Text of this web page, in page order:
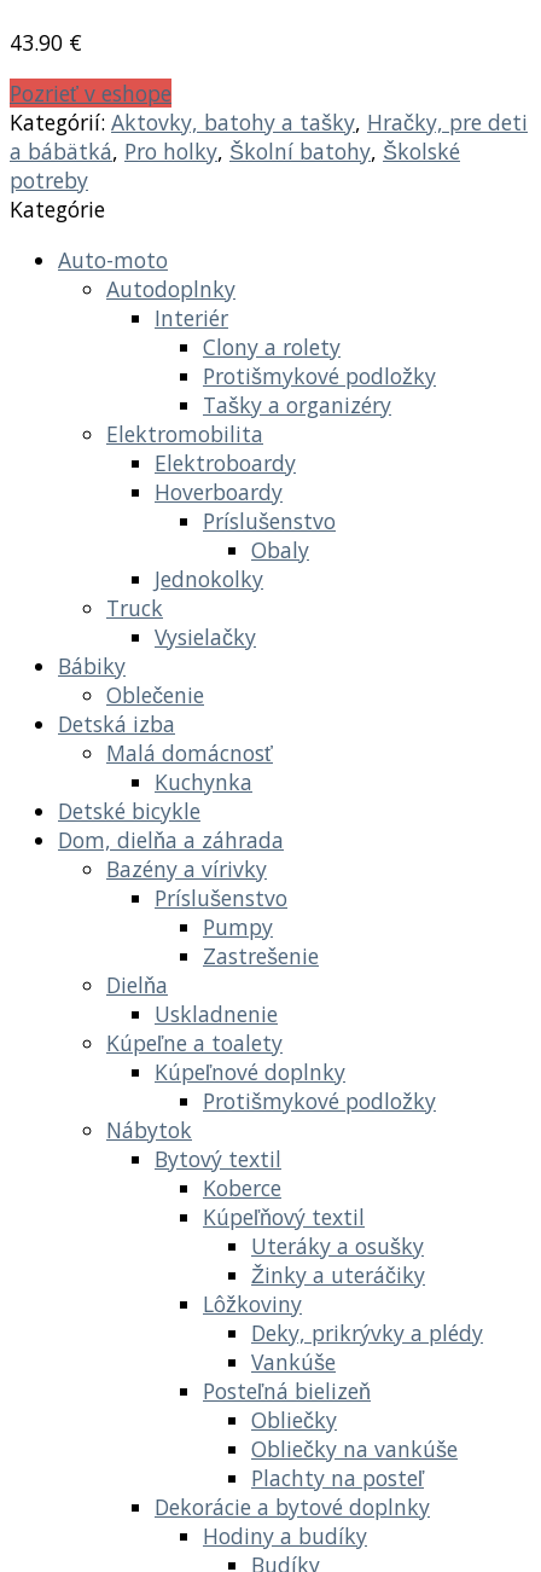
43.90 €
Pozrieť v eshope
Kategórií: Aktovky, batohy a tašky, Hračky, pre deti
a bábätká, Pro holky, Školní batohy, Školské
potreby
Kategórie
Auto-moto
Autodoplnky
Interiér
Clony a rolety
Protišmykové podložky
Tašky a organizéry
Elektromobilita
Elektroboardy
Hoverboardy
Príslušenstvo
Obaly
Jednokolky
Truck
Vysielačky
Bábiky
Oblečenie
Detská izba
Malá domácnosť
Kuchynka
Detské bicykle
Dom, dielňa a záhrada
Bazény a vírivky
Príslušenstvo
Pumpy
Zastrešenie
Dielňa
Uskladnenie
Kúpeľne a toalety
Kúpeľnové doplnky
Protišmykové podložky
Nábytok
Bytový textil
Koberce
Kúpeľňový textil
Uteráky a osušky
Žinky a uteráčiky
Lôžkoviny
Deky, prikrývky a plédy
Vankúše
Posteľná bielizeň
Obliečky
Obliečky na vankúše
Plachty na posteľ
Dekorácie a bytové doplnky
Hodiny a budíky
Budíky